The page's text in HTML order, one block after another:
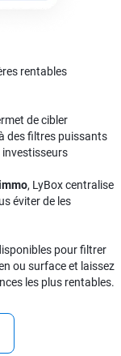
rentables
de cibler
des filtres puissants
investisseurs
, LyBox centralise
éviter de les
pour filtrer
ou surface et laissez
les plus rentables.